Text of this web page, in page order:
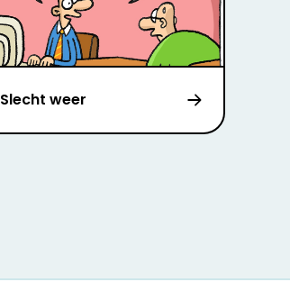
Slecht weer